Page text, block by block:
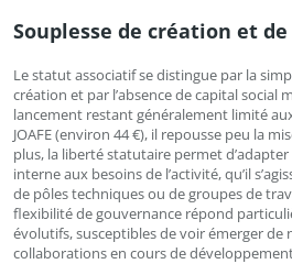
Souplesse de création et
Le statut associatif se distingue par la
création et par l’absence de capital social
lancement restant généralement limité
JOAFE (environ 44 €), il repousse peu la
plus, la liberté statutaire permet
interne aux besoins de l’activité, qu’il
de pôles techniques ou de groupes de
flexibilité de gouvernance répond
évolutifs, susceptibles de voir émerger de
collaborations en cours de